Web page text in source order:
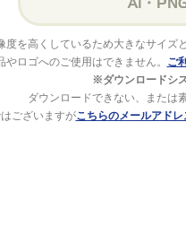
を高くしているため大きなサイズ
ロゴへのご使用はできません。
ご
※ダウンロードシ
ダウンロードできない、または
ございますがこちらのメールアドレ